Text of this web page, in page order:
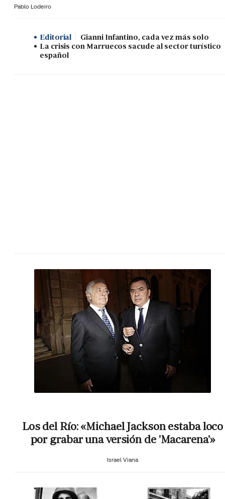
Pablo Lodeiro
Editorial
Gianni Infantino, cada vez más solo
La crisis con Marruecos sacude al sector turístico
español
Los del Río: «Michael Jackson estaba loco
por grabar una versión de 'Macarena'»
Israel Viana